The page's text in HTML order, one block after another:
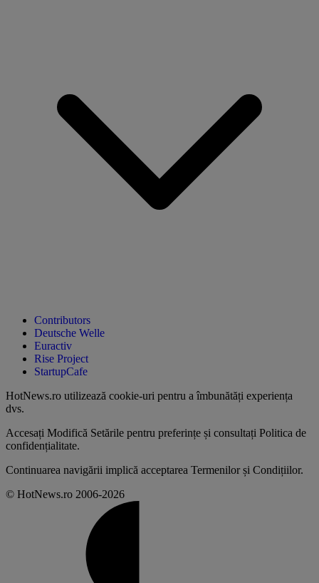
Contributors
Deutsche Welle
Euractiv
Rise Project
StartupCafe
HotNews.ro utilizează cookie-uri pentru a îmbunătăți experiența
dvs.
Accesați Modifică Setările pentru preferințe și consultați Politica de
confidențialitate.
Continuarea navigării implică acceptarea Termenilor și Condițiilor.
© HotNews.ro 2006-2026